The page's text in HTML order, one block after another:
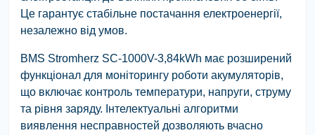
Це гарантує стабільне постачання електроенергії,
незалежно від умов.
BMS Stromherz SC-1000V-3,84kWh має розширений
функціонал для моніторингу роботи акумуляторів,
що включає контроль температури, напруги, струму
та рівня заряду. Інтелектуальні алгоритми
виявлення несправностей дозволяють вчасно